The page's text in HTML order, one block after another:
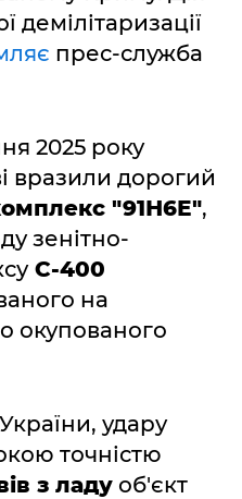
демілітаризації
прес-служба
2025 року
вразили дорогий
"91Н6Е",
зенітно-
С-400
на
окупованого
удару
точністю
з ладу об'єкт